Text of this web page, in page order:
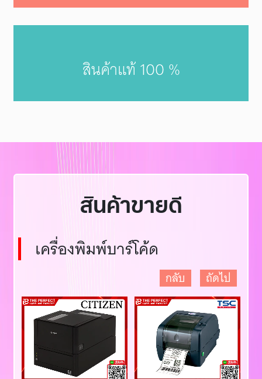
สินค้าแท้ 100 %
สินค้าขายดี
เครื่องพิมพ์บาร์โค้ด
กลับ ถัดไป